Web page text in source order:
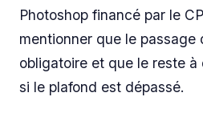
Photoshop financé par le
mentionner que le
obligatoire et que le reste
si le plafond est dépassé.